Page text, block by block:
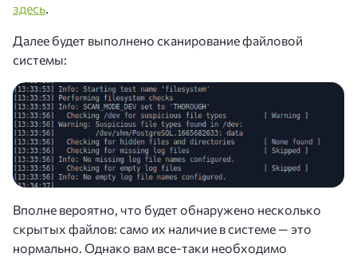
здесь.
Далее будет выполнено сканирование файловой
системы:
Вполне вероятно, что будет обнаружено несколько
скрытых файлов: само их наличие в системе — это
нормально. Однако вам все-таки необходимо